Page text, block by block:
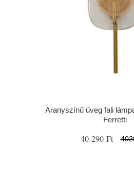
Aranyszínű üveg fali
Ferretti
40 290 Ft